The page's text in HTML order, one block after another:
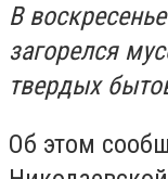
В
загорелся
твердых
Об этом